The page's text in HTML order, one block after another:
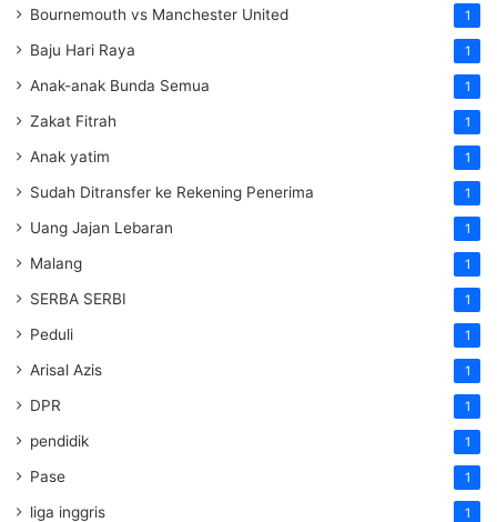
Bournemouth vs Manchester United 1
Baju Hari Raya 1
Anak-anak Bunda Semua 1
Zakat Fitrah 1
Anak yatim 1
Sudah Ditransfer ke Rekening Penerima 1
Uang Jajan Lebaran 1
Malang 1
SERBA SERBI 1
Peduli 1
Arisal Azis 1
DPR 1
pendidik 1
Pase 1
liga inggris 1